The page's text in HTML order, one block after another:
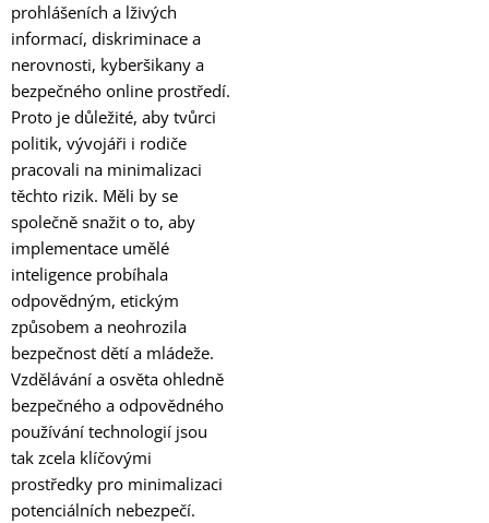
prohlášeních a lživých
informací, diskriminace a
nerovnosti, kyberšikany a
bezpečného online prostředí.
Proto je důležité, aby tvůrci
politik, vývojáři i rodiče
pracovali na minimalizaci
těchto rizik. Měli by se
společně snažit o to, aby
implementace umělé
inteligence probíhala
odpovědným, etickým
způsobem a neohrozila
bezpečnost dětí a mládeže.
Vzdělávání a osvěta ohledně
bezpečného a odpovědného
používání technologií jsou
tak zcela klíčovými
prostředky pro minimalizaci
potenciálních nebezpečí.